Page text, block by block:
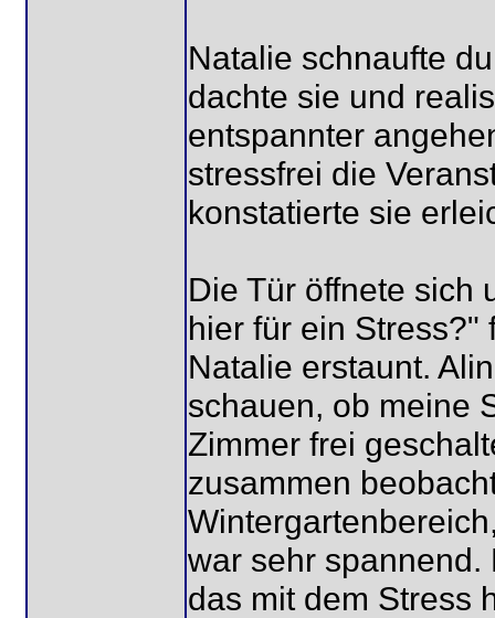
Natalie schnaufte
dachte sie und
entspannter
stressfrei die
konstatierte sie
Die Tür öffnete sich
hier für ein Stress?"
Natalie erstaunt.
schauen, ob meine
Zimmer frei
zusammen
war sehr spannend.
das mit dem Stress